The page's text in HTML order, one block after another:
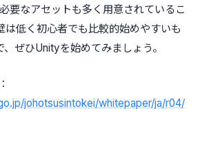
要なアセットも多く用意されているこ
は低く初心者でも比較的始めやすいも
ぜひUnityを始めてみましょう。
johotsusintokei/whitepaper/ja/r04/